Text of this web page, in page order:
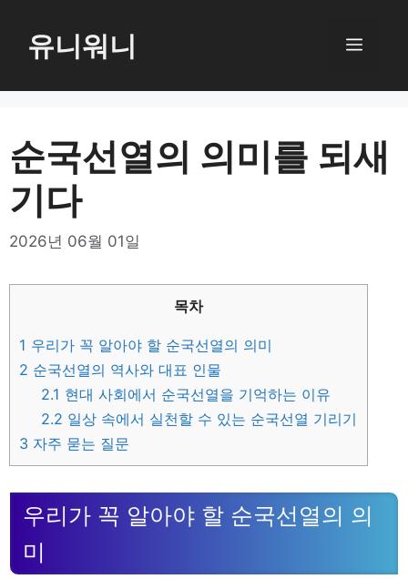
로
뛰
기
유니워니 메
순국선열의 의미를 되새
기다
2026년 06월 01일
목차
1 우리가 꼭 알아야 할 순국선열의 의미
2 순국선열의 역사와 대표 인물
2.1 현대 사회에서 순국선열을 기억하는 이유
2.2 일상 속에서 실천할 수 있는 순국선열 기리기
3 자주 묻는 질문
우리가 꼭 알아야 할 순국선열의 의
미